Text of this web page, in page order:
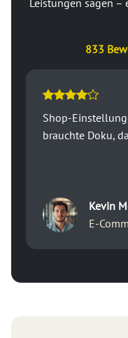
Leistungen sagen –
833
Shop-
brauchte Doku,
Kevin
E-